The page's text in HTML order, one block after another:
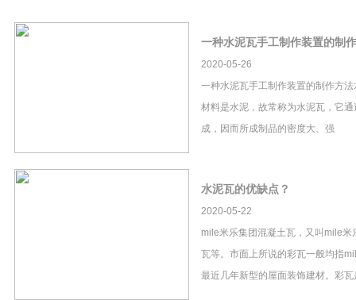
一种水泥瓦手工制作装置的制
2020-05-26
一种水泥瓦手工制作装置的制作方
材料是水泥，故常称为水泥瓦，它
成，因而所成制品的密度大、强
水泥瓦的优缺点？
2020-05-22
mile米乐集团混凝土瓦，又叫mile米
瓦等。市面上所说的彩瓦一般均指
最近几年新型的屋面装饰建材。彩